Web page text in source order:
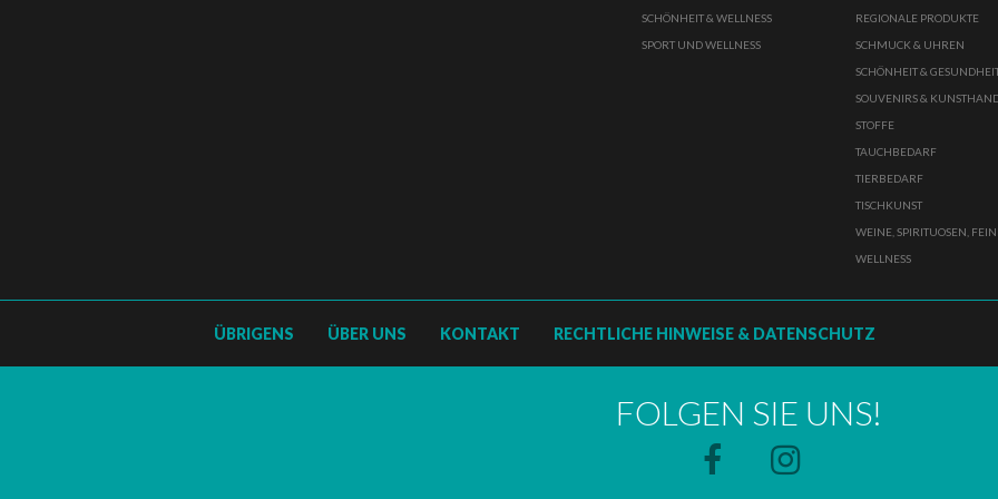
SCHÖNHEIT & WELLNESS
SPORT UND WELLNESS
REGIONALE PRODUKTE
SCHMUCK & UHREN
SCHÖNHEIT &
SOUVENIRS &
STOFFE
TAUCHBEDARF
TIERBEDARF
TISCHKUNST
WEINE, SPIRITUOSEN,
WELLNESS
ÜBRIGENS ÜBER UNS KONTAKT RECHTLICHE HINWEISE & DATENSCHUTZ
FOLGEN SIE UNS!